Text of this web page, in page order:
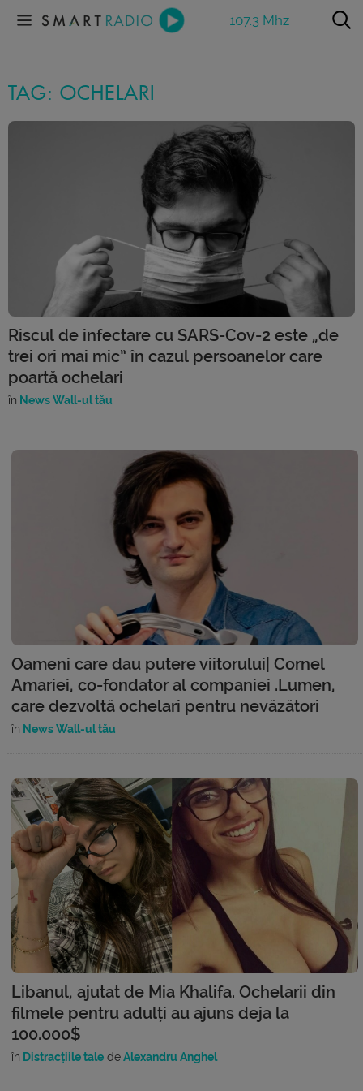
107.3 Mhz
TAG: OCHELARI
Riscul de infectare cu SARS-Cov-2 este „de
trei ori mai mic” în cazul persoanelor care
poartă ochelari
în News Wall-ul tău
Oameni care dau putere viitorului| Cornel
Amariei, co-fondator al companiei .Lumen,
care dezvoltă ochelari pentru nevăzători
în News Wall-ul tău
Libanul, ajutat de Mia Khalifa. Ochelarii din
filmele pentru adulți au ajuns deja la
100.000$
în Distracțiile tale deAlexandru Anghel